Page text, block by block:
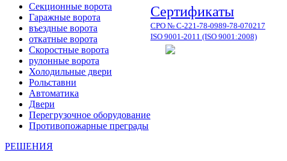
Секционные ворота
Гаражные ворота
въездные ворота
откатные ворота
Скоростные ворота
рулонные ворота
Холодильные двери
Рольставни
Автоматика
Двери
Перегрузочное оборудование
Противопожарные преграды
РЕШЕНИЯ
Сертификаты
СРО № С-221-78-0989-78-070217
ISO 9001-2011 (ISO 9001:2008)